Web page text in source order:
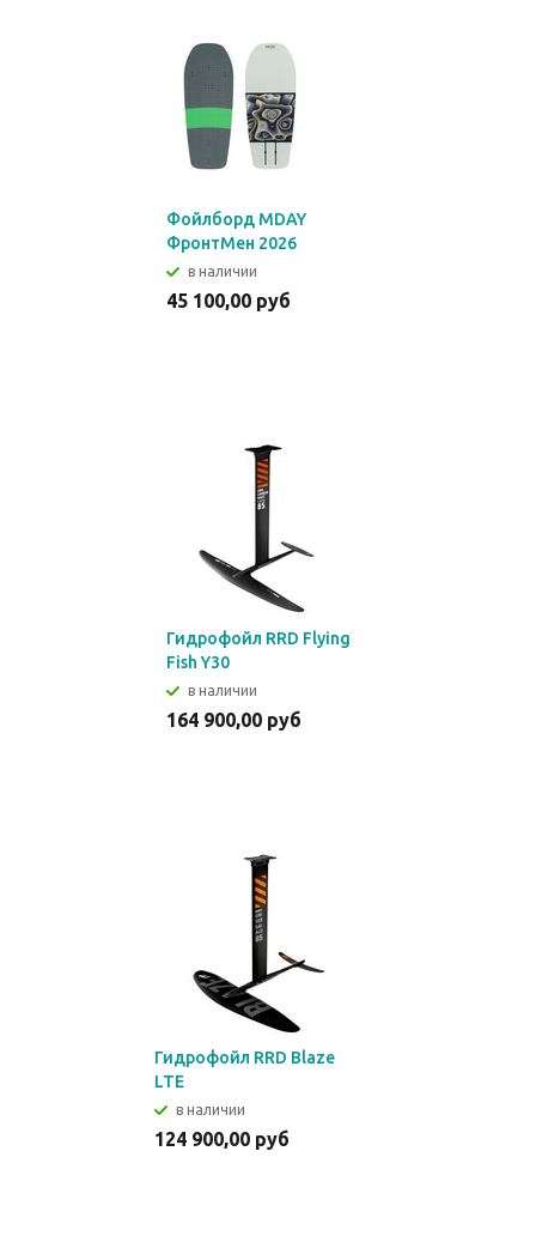
Фойлборд MDAY
ФронтМен 2026
в наличии
45 100,00 руб
Гидрофойл RRD Flying
Fish Y30
в наличии
164 900,00 руб
Гидрофойл RRD Blaze
LTE
в наличии
124 900,00 руб